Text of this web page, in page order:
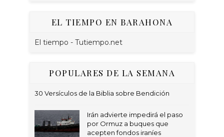
EL TIEMPO EN BARAHONA
El tiempo - Tutiempo.net
POPULARES DE LA SEMANA
30 Versículos de la Biblia sobre Bendición
Irán advierte impedirá el paso
por Ormuz a buques que
acepten fondos iraníes